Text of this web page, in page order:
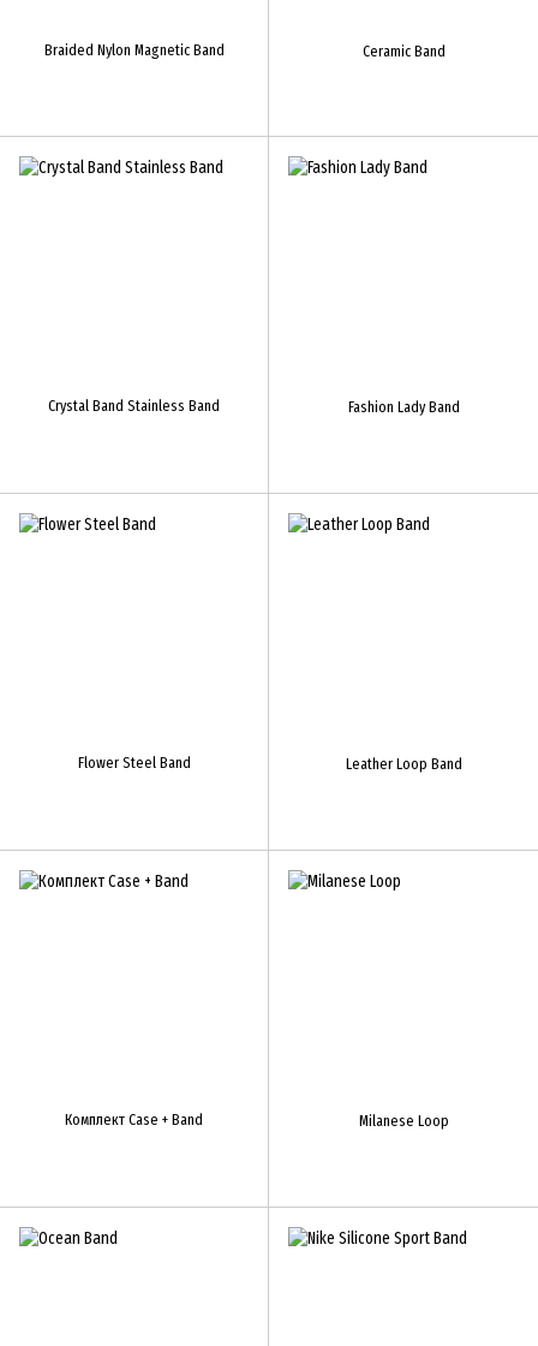
Braided Nylon Magnetic Band Ceramic Band
Crystal Band Stainless Band Fashion Lady Band
Flower Steel Band Leather Loop Band
Комплект Case + Band Milanese Loop